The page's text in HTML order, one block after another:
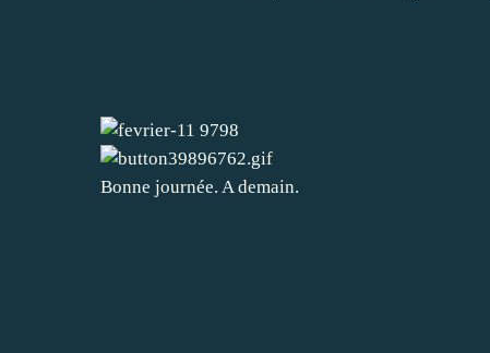
Bonne journée. A demain.